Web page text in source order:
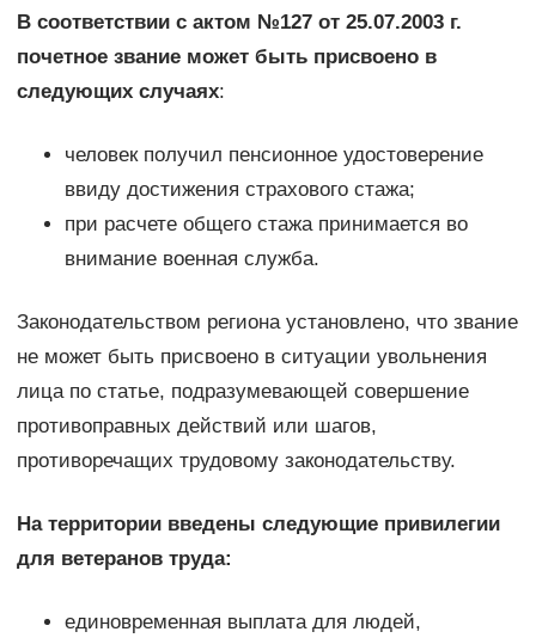
В соответствии с актом №127 от 25.07.2003 г.
почетное звание может быть присвоено в
следующих случаях:
человек получил пенсионное удостоверение
ввиду достижения страхового стажа;
при расчете общего стажа принимается во
внимание военная служба.
Законодательством региона установлено, что звание
не может быть присвоено в ситуации увольнения
лица по статье, подразумевающей совершение
противоправных действий или шагов,
противоречащих трудовому законодательству.
На территории введены следующие привилегии
для ветеранов труда:
единовременная выплата для людей,